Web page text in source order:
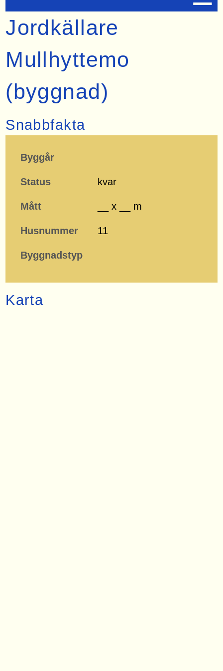
Jordkällare
Mullhyttemo
(byggnad)
Snabbfakta
Byggår
Status kvar
Mått __ x __ m
Husnummer 11
Byggnadstyp
Karta